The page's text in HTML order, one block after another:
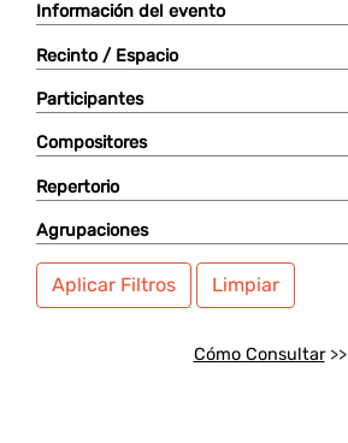
Información del evento
Recinto / Espacio
Participantes
Compositores
Repertorio
Agrupaciones
Aplicar Filtros Limpiar
Cómo Consultar>>